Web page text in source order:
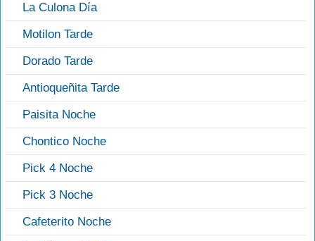
La Culona Día
Motilon Tarde
Dorado Tarde
Antioqueñita Tarde
Paisita Noche
Chontico Noche
Pick 4 Noche
Pick 3 Noche
Cafeterito Noche